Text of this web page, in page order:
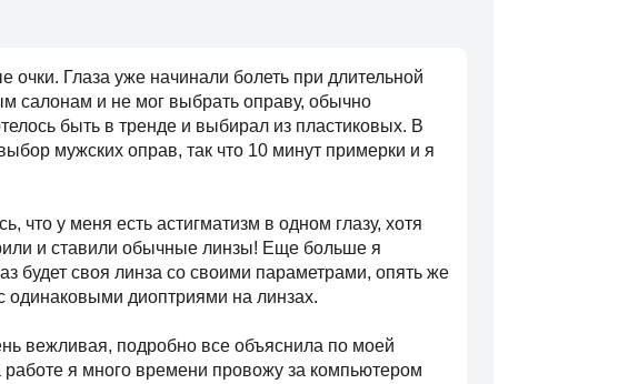
очки. Глаза уже начинали болеть при длительной
салонам и не мог выбрать оправу, обычно
быть в тренде и выбирал из пластиковых. В
мужских оправ, так что 10 минут примерки и я
что у меня есть астигматизм в одном глазу, хотя
и ставили обычные линзы! Еще больше я
будет своя линза со своими параметрами, опять же
одинаковыми диоптриями на линзах.
вежливая, подробно все объяснила по моей
я много времени провожу за компьютером